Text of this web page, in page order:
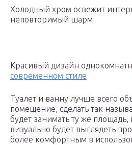
Холодный хром освежит
неповторимый шарм
Красивый дизайн
современном стиле
Туалет и ванну лучше всего
помещение, сделать так
будет занимать ту же площадь,
визуально будет выглядеть
более комфортным в